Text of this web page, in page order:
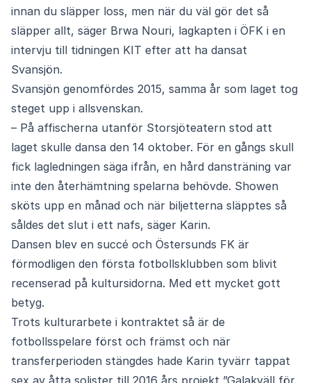
innan du släpper loss, men när du väl gör det så
släpper allt, säger Brwa Nouri, lagkapten i ÖFK i en
intervju till tidningen KIT efter att ha dansat
Svansjön.
Svansjön genomfördes 2015, samma år som laget tog
steget upp i allsvenskan.
– På affischerna utanför Storsjöteatern stod att
laget skulle dansa den 14 oktober. För en gångs skull
fick lagledningen säga ifrån, en hård dansträning var
inte den återhämtning spelarna behövde. Showen
sköts upp en månad och när biljetterna släpptes så
såldes det slut i ett nafs, säger Karin.
Dansen blev en succé och Östersunds FK är
förmodligen den första fotbollsklubben som blivit
recenserad på kultursidorna. Med ett mycket gott
betyg.
Trots kulturarbete i kontraktet så är de
fotbollsspelare först och främst och när
transferperioden stängdes hade Karin tyvärr tappat
sex av åtta solister till 2016 års projekt ”Galakväll för